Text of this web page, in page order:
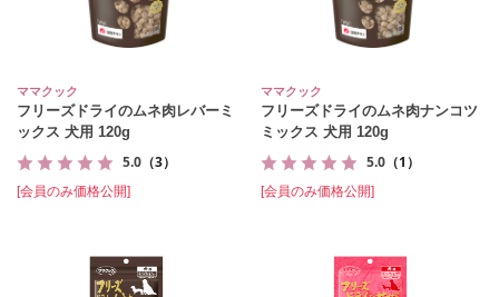
ママクック
フリーズドライのムネ肉レバーミ
ックス 犬用 120g
5.0 （3）
[会員のみ価格公開]
ママクック
フリーズドライのムネ肉ナンコツ
ミックス 犬用 120g
5.0 （1）
[会員のみ価格公開]